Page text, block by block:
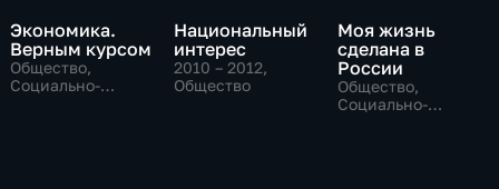
Экономика.
Верным курсом
Общество,
Социально-
Национальный
интерес
2010 – 2012,
Общество
Моя жизнь
сделана в
России
Общество,
Социально-